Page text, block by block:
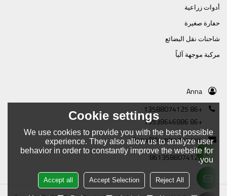
أدوات زراعية
حفارة صغيرة
شاحنات نقل البضائع
مركبة موجهة آلياً
Anna
+86 13588074125
+86 19538646886
Anna@framtractor.com
8613588074125
Cookie settings
We use cookies to provide you with the best possible
experience. They also allow us to analyze user
behavior in order to constantly improve the website for
you.
Reject All
Accept Selection
Accept all